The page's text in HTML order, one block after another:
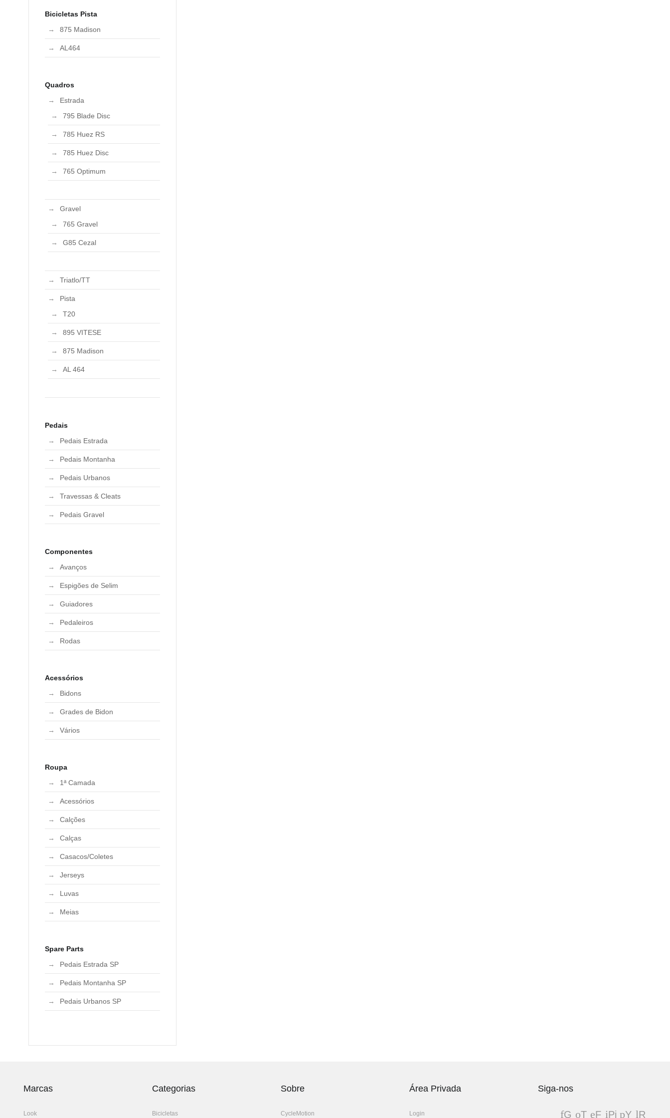
Bicicletas Pista
875 Madison
AL464
Quadros
Estrada
795 Blade Disc
785 Huez RS
785 Huez Disc
765 Optimum
Gravel
765 Gravel
G85 Cezal
Triatlo/TT
Pista
T20
895 VITESE
875 Madison
AL 464
Pedais
Pedais Estrada
Pedais Montanha
Pedais Urbanos
Travessas & Cleats
Pedais Gravel
Componentes
Avanços
Espigões de Selim
Guiadores
Pedaleiros
Rodas
Acessórios
Bidons
Grades de Bidon
Vários
Roupa
1ª Camada
Acessórios
Calções
Calças
Casacos/Coletes
Jerseys
Luvas
Meias
Spare Parts
Pedais Estrada SP
Pedais Montanha SP
Pedais Urbanos SP
Marcas
Look
Categorias
Bicicletas
Sobre
CycleMotion
Área Privada
Login
Siga-nos
G T F Pi Y R